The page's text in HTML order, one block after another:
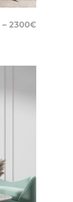
– 2300€